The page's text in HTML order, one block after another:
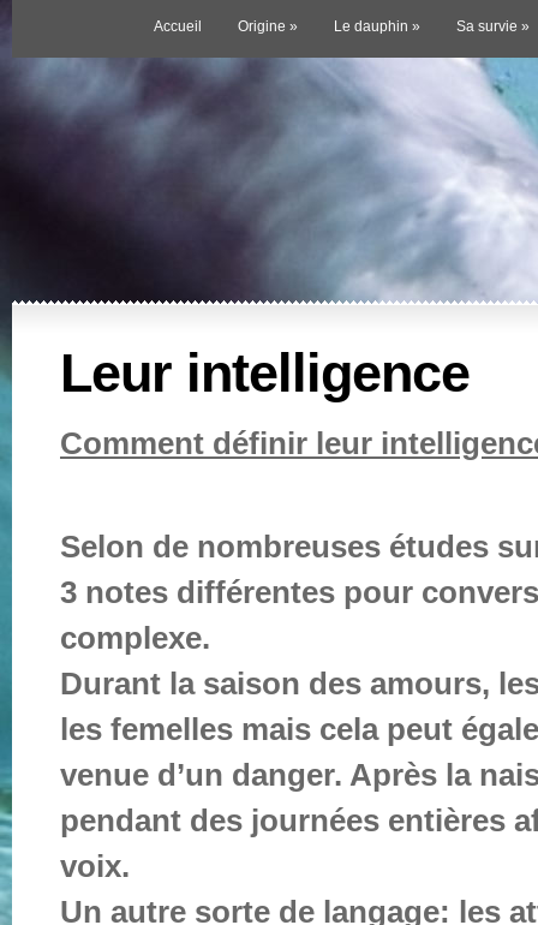
Accueil Origine » Le dauphin » Sa survie »
Leur intelligence
Comment définir leur
Selon de nombreuses études
3 notes différentes pour
complexe.
Durant la saison des amours,
les femelles mais cela peut
venue d’un danger. Après la
pendant des journées entières
voix.
Un autre sorte de langage: les